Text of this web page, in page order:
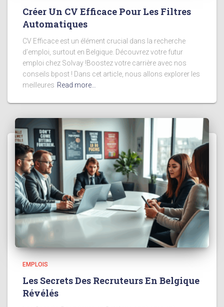
Créer Un CV Efficace Pour Les Filtres
Automatiques
CV Efficace est un élément crucial dans la recherche
d’emploi, surtout en Belgique. Découvrez votre futur
emploi chez Solvay !Boostez votre carrière avec nos
conseils bpost ! Dans cet article, nous allons explorer les
meilleures Read more…
EMPLOIS
Les Secrets Des Recruteurs En Belgique
Révélés